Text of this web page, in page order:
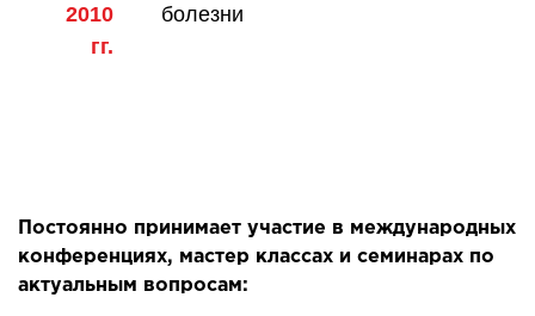
носа
ушей
2010
гг.
болезни
Постоянно принимает участие в международных
конференциях, мастер классах и семинарах по
актуальным вопросам: